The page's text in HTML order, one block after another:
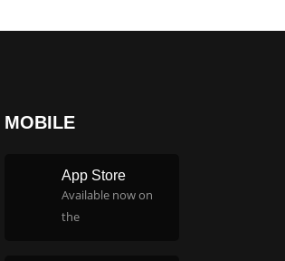
MOBILE
App Store
Available now on
the